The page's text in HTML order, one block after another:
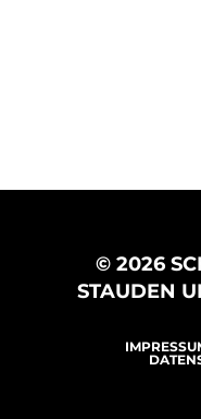
© 2026
STAUDEN